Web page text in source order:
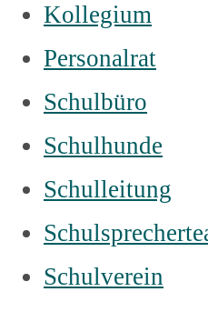
Kollegium
Personalrat
Schulbüro
Schulhunde
Schulleitung
Schulverein